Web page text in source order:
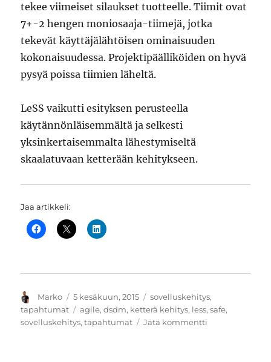
tekee viimeiset silaukset tuotteelle. Tiimit ovat
7+-2 hengen moniosaaja-tiimejä, jotka
tekevät käyttäjälähtöisen ominaisuuden
kokonaisuudessa. Projektipäälliköiden on hyvä
pysyä poissa tiimien läheltä.
LeSS vaikutti esityksen perusteella
käytännönläisemmältä ja selkesti
yksinkertaisemmalta lähestymiseltä
skaalatuvaan ketterään kehitykseen.
Jaa artikkeli:
Kirjoittaja
Marko Julkaistu
5 kesäkuun, 2015 Kategoriat
sovelluskehitys,
tapahtumat
Avainsanat
agile,dsdm, ketterä kehitys, less,safe,
sovelluskehitys,tapahtumat Jätä kommentti